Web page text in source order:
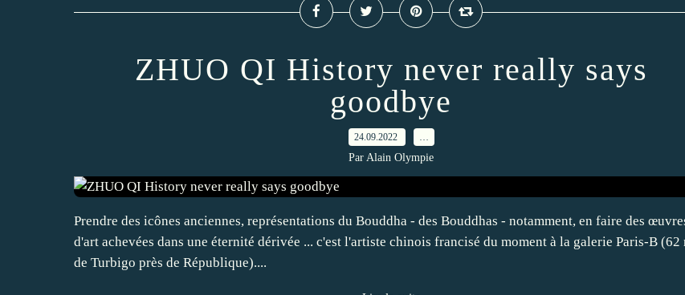
ZHUO QI History never really says
goodbye
24.09.2022 …
Par Alain Olympie
Prendre des icônes anciennes, représentations du Bouddha - des Bouddhas - notamment, en faire des
d'art achevées dans une éternité dérivée ... c'est l'artiste chinois francisé du moment à la galerie Paris-B (62
de Turbigo près de République)....